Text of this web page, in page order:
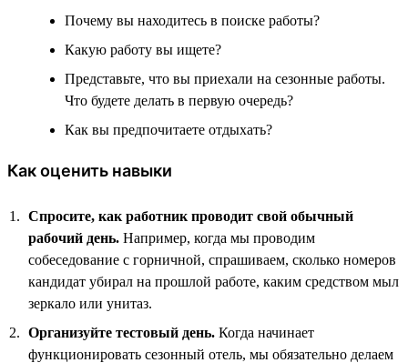
Почему вы находитесь в поиске работы?
Какую работу вы ищете?
Представьте, что вы приехали на сезонные работы.
Что будете делать в первую очередь?
Как вы предпочитаете отдыхать?
Как оценить навыки
Спросите, как работник проводит свой обычный
рабочий день. Например, когда мы проводим
собеседование с горничной, спрашиваем, сколько номеров
кандидат убирал на прошлой работе, каким средством мыл
зеркало или унитаз.
Организуйте тестовый день. Когда начинает
функционировать сезонный отель, мы обязательно делаем